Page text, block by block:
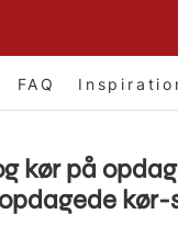
FAQ
kør på